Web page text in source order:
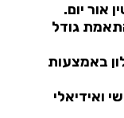
אור יום.
גודל
באמצעות
ואידיאלי